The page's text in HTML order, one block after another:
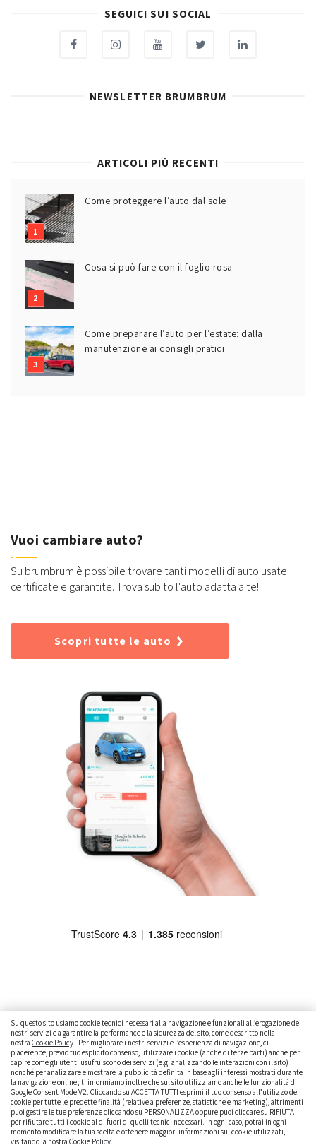
Su questo sito usiamo cookie tecnici necessari alla navigazione e funzionali all’erogazione dei
nostri servizi e a garantire la performance e la sicurezza del sito, come descritto nella
nostra Cookie Policy. Per migliorare i nostri servizi e l’esperienza di navigazione, ci
piacerebbe, previo tuo esplicito consenso, utilizzare i cookie (anche di terze parti) anche per
capire come gli utenti usufruiscono dei servizi (e.g. analizzando le interazioni con il sito)
nonché per analizzare e mostrare la pubblicità definita in base agli interessi mostrati durante
la navigazione online; ti informiamo inoltre che sul sito utilizziamo anche le funzionalità di
Google Consent Mode V2. Cliccando su ACCETTA TUTTI esprimi il tuo consenso all’utilizzo dei
cookie per tutte le predette finalità (relative a preferenze, statistiche e marketing), altrimenti
puoi gestire le tue preferenze cliccando su PERSONALIZZA oppure puoi cliccare su RIFIUTA
per rifiutare tutti i cookie al di fuori di quelli tecnici necessari. In ogni caso, potrai in ogni
momento modificare la tua scelta e ottenere maggiori informazioni sui cookie utilizzati,
visitando la nostra Cookie Policy.
SEGUICI SUI SOCIAL
NEWSLETTER BRUMBRUM
ARTICOLI PIÙ RECENTI
Come proteggere l’auto dal sole
Cosa si può fare con il foglio rosa
Come preparare l’auto per l’estate: dalla
manutenzione ai consigli pratici
Vuoi cambiare auto?
Su brumbrum è possibile trovare tanti modelli di auto usate
certificate e garantite. Trova subito l'auto adatta a te!
Scopri tutte le auto
CAMBIARE AUTO
GUIDA ALL’ACQUISTO
GUIDE PRATICHE
CURIOSITÀ
DATI ALLA MANO
DICE LA LEGGE
PARLIAMO DI NOI